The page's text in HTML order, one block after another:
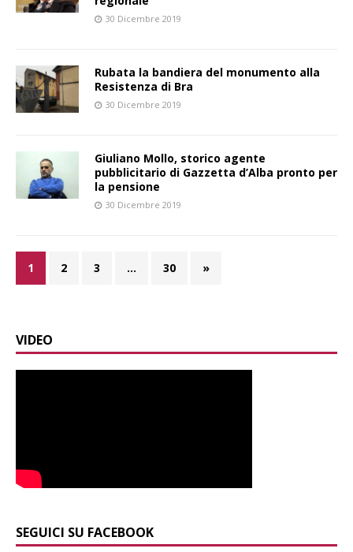
30 Dicembre 2019
Rubata la bandiera del monumento alla
Resistenza di Bra
30 Dicembre 2019
Giuliano Mollo, storico agente
pubblicitario di Gazzetta d’Alba pronto per
la pensione
30 Dicembre 2019
1 2 3 … 30 »
VIDEO
SEGUICI SU FACEBOOK